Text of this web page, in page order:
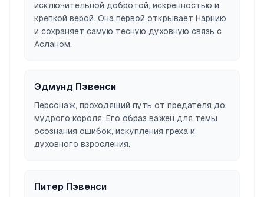
исключительной добротой, искренностью и
крепкой верой. Она первой открывает Нарнию
и сохраняет самую тесную духовную связь с
Асланом.
Эдмунд Пэвенси
Персонаж, проходящий путь от предателя до
мудрого короля. Его образ важен для темы
осознания ошибок, искупления греха и
духовного взросления.
Питер Пэвенси